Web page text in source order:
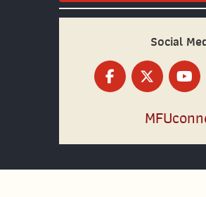
Social